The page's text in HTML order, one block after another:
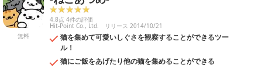
無料
4.8点 4件の評価
Hit-Point Co., Ltd. リリース 2014/10/21
猫を集めて可愛いしぐさを観察することができるツー
ル！
猫にご飯をあげたり他の猫を集めることができる